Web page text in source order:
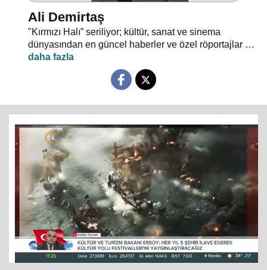
Ali Demirtaş
"Kırmızı Halı” seriliyor; kültür, sanat ve sinema
dünyasından en güncel haberler ve özel röportajlar 24
TV ekranından evlerinize konuk oluyor.